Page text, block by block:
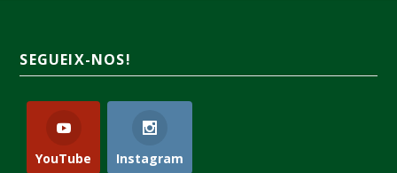
SEGUEIX-NOS!
YouTube Instagram